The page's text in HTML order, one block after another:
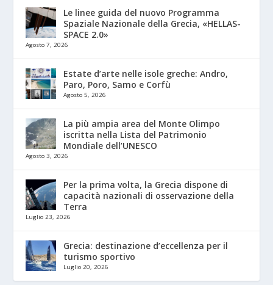
Le linee guida del nuovo Programma
Spaziale Nazionale della Grecia, «HELLAS-
SPACE 2.0»
Agosto 7, 2026
Estate d’arte nelle isole greche: Andro,
Paro, Poro, Samo e Corfù
Agosto 5, 2026
La più ampia area del Monte Olimpo
iscritta nella Lista del Patrimonio
Mondiale dell’UNESCO
Agosto 3, 2026
Per la prima volta, la Grecia dispone di
capacità nazionali di osservazione della
Terra
Luglio 23, 2026
Grecia: destinazione d’eccellenza per il
turismo sportivo
Luglio 20, 2026